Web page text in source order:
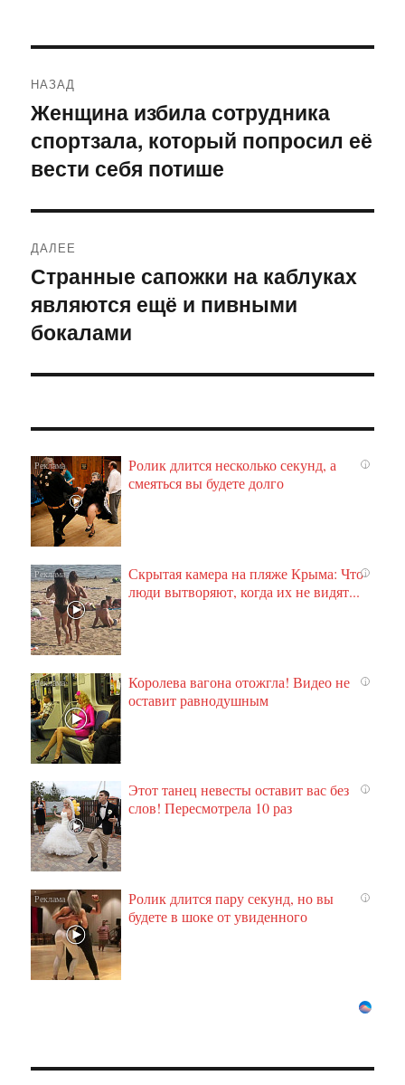
по
записям
НАЗАД
Предыдущая
запись:
Женщина избила сотрудника
спортзала, который попросил её
вести себя потише
ДАЛЕЕ
Следующая
запись:
Странные сапожки на каблуках
являются ещё и пивными
бокалами
i
Ролик длится несколько секунд, а
смеяться вы будете долго
i
Скрытая камера на пляже Крыма: Что
люди вытворяют, когда их не видят...
i
Королева вагона отожгла! Видео не
оставит равнодушным
i
Этот танец невесты оставит вас без
слов! Пересмотрела 10 раз
i
Ролик длится пару секунд, но вы
будете в шоке от увиденного